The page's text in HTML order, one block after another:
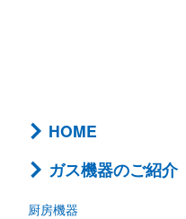
HOME
ガス機器のご紹介
厨房機器